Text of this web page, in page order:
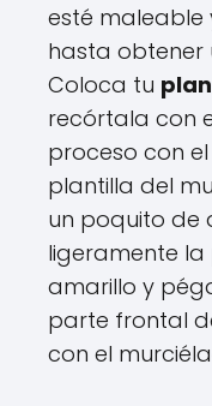
esté maleable
hasta obtener
Coloca tu
recórtala con
proceso con
plantilla del
un poquito de
ligeramente
amarillo y
parte frontal
con el